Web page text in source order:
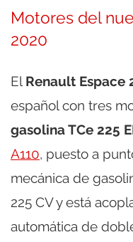
Motores del
2020
El Renault Espace
español con tres
gasolina TCe 225
A110, puesto a
mecánica de
225 CV y está
automática de